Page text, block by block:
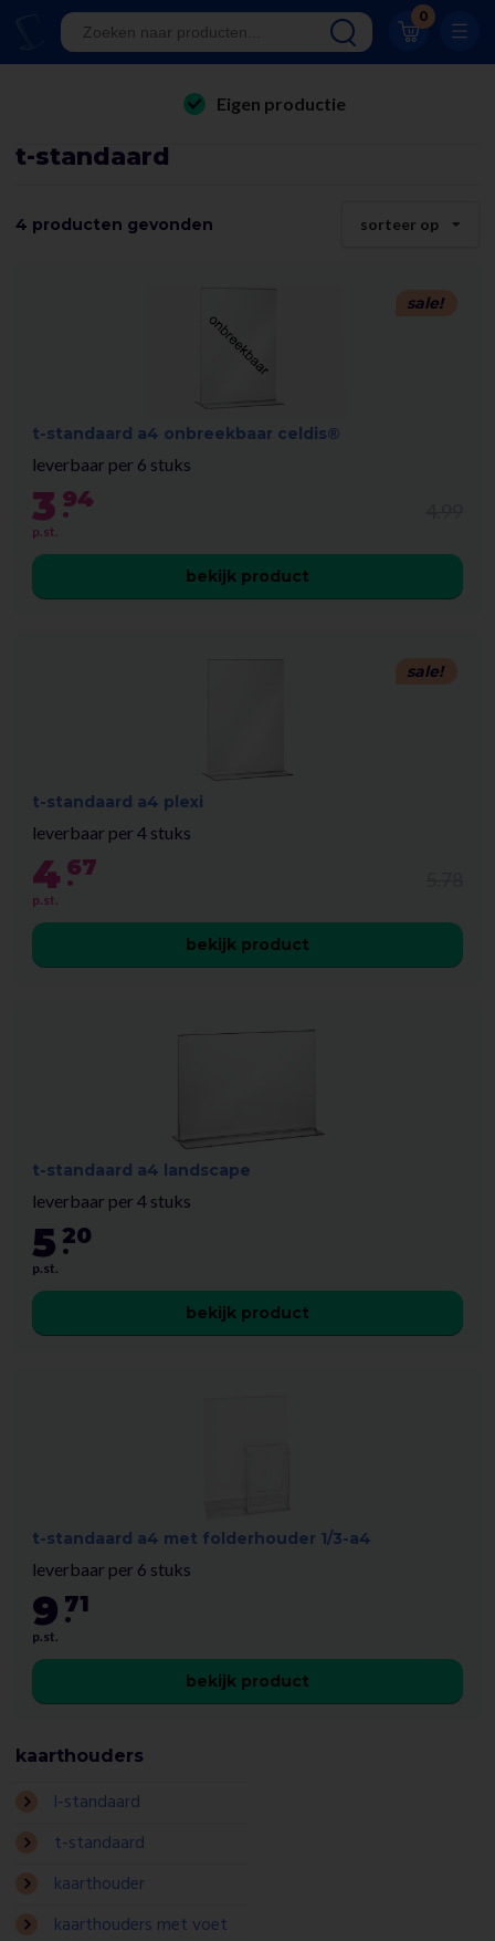
0
kaarthouders
Klantwaardering 8.9
A-kwaliteit displays
Eigen productie
Klantwaardering 8.9
kaarthouders
l-standaard
t-standaard
kaarthouder
kaarthouders met voet
t-standaard
4 producten gevonden sorteer op
t-standaard a4 onbreekbaar celdis®
leverbaar per 6 stuks
sale!
3 .
94
p.st.
bekijk product
t-standaard a4 plexi
leverbaar per 4 stuks
sale!
4 .
67
p.st.
bekijk product
t-standaard a4 landscape
leverbaar per 4 stuks
5 .
20
p.st.
bekijk product
t-standaard a4 met folderhouder 1/3-a4
leverbaar per 6 stuks
9 .
71
p.st.
bekijk product